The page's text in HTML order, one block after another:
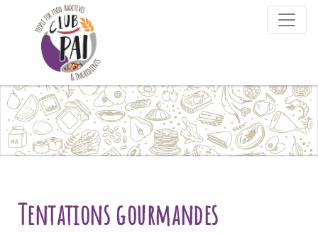
Skip to content
Tentations gourmandes